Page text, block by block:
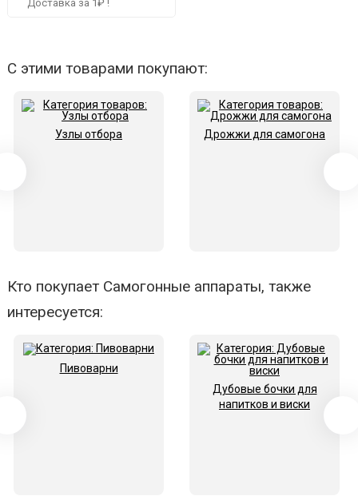
Доставка за 1₽ !
С этими товарами покупают:
Узлы отбора Дрожжи для самогона
Кто покупает Самогонные аппараты, также
интересуется:
Пивоварни
Дубовые бочки для
напитков и виски